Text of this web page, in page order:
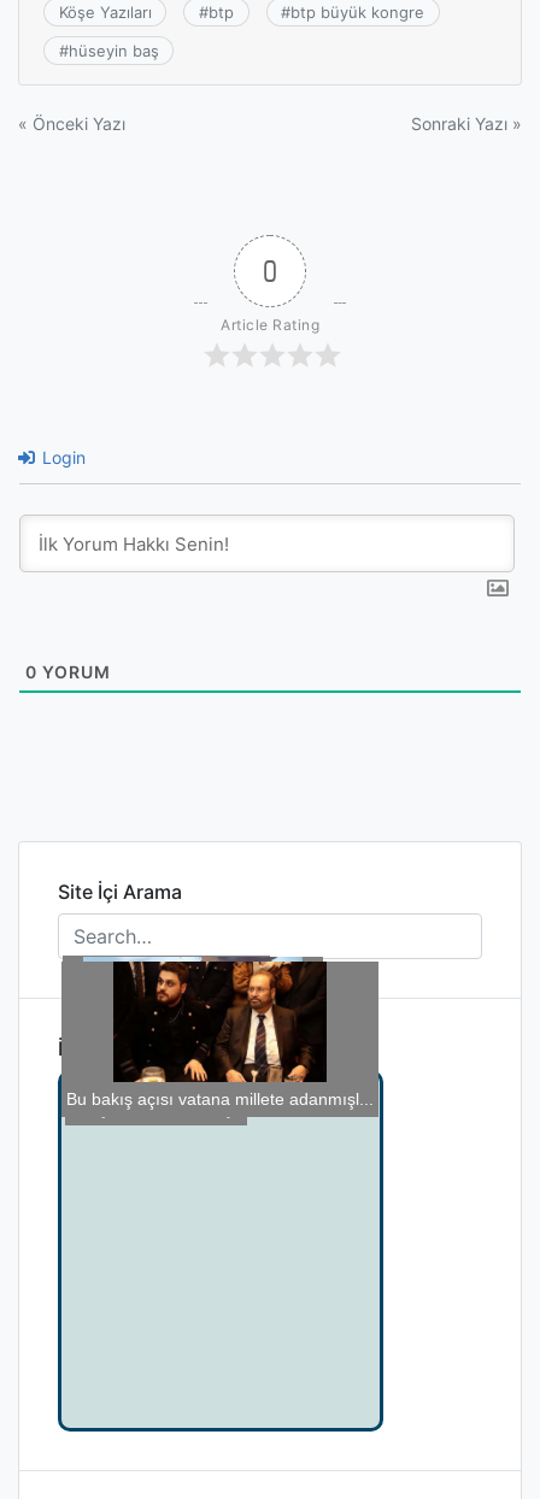
Köşe Yazıları #btp #btp büyük kongre
#hüseyin baş
Yazı
« Önceki Yazı Sonraki Yazı »
0
Article Rating
Login
0 YORUM
Site İçi Arama
İlginizi Çekebilir
Bel Kuvvetlendirme Egzersizleri
Obez Hastalarda Anestezi
Gerçekten Gerisi Boş?
Su kurbağası ile farenin dostluğu
Bu bakış açısı vatana millete adanmışl...